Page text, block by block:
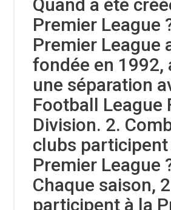
Quand a été
Premier League
Premier League
fondée en 1992,
une séparation
Football League
Division. 2.
clubs participent
Premier League
Chaque saison,
participent à la